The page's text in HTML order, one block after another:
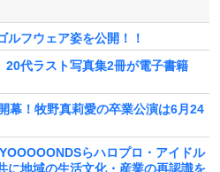
ルフウェア姿を公開！！
20代ラスト写真集2冊が電子書籍
幕！牧野真莉愛の卒業公演は6月24
らハロプロ・アイドル
に地域の生活文化・産業の再認識を